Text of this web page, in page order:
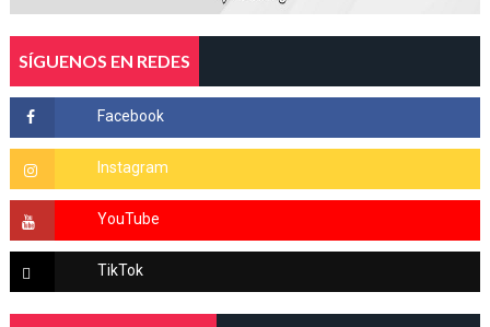
SÍGUENOS EN REDES